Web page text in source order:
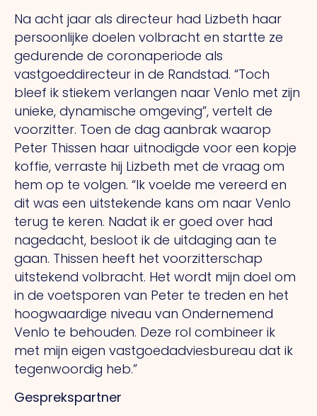
Na acht jaar als directeur had Lizbeth haar
persoonlijke doelen volbracht en startte ze
gedurende de coronaperiode als
vastgoeddirecteur in de Randstad. “Toch
bleef ik stiekem verlangen naar Venlo met zijn
unieke, dynamische omgeving”, vertelt de
voorzitter. Toen de dag aanbrak waarop
Peter Thissen haar uitnodigde voor een kopje
koffie, verraste hij Lizbeth met de vraag om
hem op te volgen. “Ik voelde me vereerd en
dit was een uitstekende kans om naar Venlo
terug te keren. Nadat ik er goed over had
nagedacht, besloot ik de uitdaging aan te
gaan. Thissen heeft het voorzitterschap
uitstekend volbracht. Het wordt mijn doel om
in de voetsporen van Peter te treden en het
hoogwaardige niveau van Ondernemend
Venlo te behouden. Deze rol combineer ik
met mijn eigen vastgoedadviesbureau dat ik
tegenwoordig heb.”
Gesprekspartner